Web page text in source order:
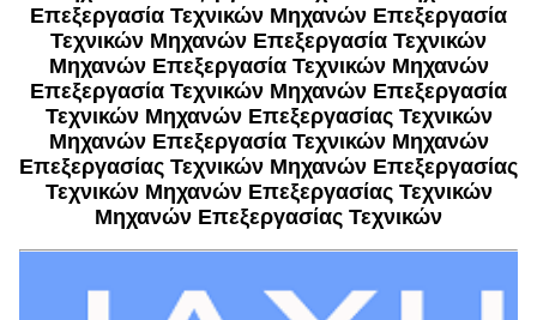
Επεξεργασία Τεχνικών Μηχανών Επεξεργασία
Τεχνικών Μηχανών Επεξεργασία Τεχνικών
Μηχανών Επεξεργασία Τεχνικών Μηχανών
Επεξεργασία Τεχνικών Μηχανών Επεξεργασία
Τεχνικών Μηχανών Επεξεργασίας Τεχνικών
Μηχανών Επεξεργασία Τεχνικών Μηχανών
Επεξεργασίας Τεχνικών Μηχανών Επεξεργασίας
Τεχνικών Μηχανών Επεξεργασίας Τεχνικών
Μηχανών Επεξεργασίας Τεχνικών